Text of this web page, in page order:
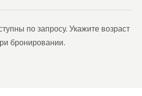
по запросу. Укажите возраст
бронировании.